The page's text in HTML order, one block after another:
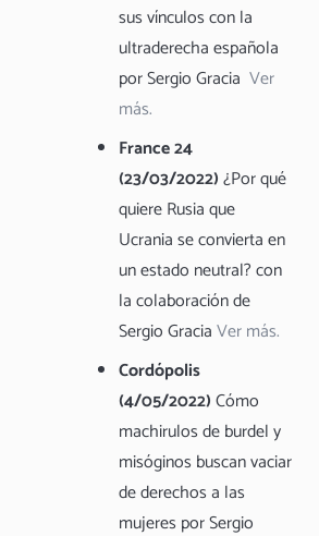
sus vínculos con la
ultraderecha española
por Sergio Gracia Ver
más.
France 24
(23/03/2022)¿Por qué
quiere Rusia que
Ucrania se convierta en
un estado neutral? con
la colaboración de
Sergio GraciaVer más.
Cordópolis
(4/05/2022)Cómo
machirulos de burdel y
misóginos buscan vaciar
de derechos a las
mujeres por Sergio